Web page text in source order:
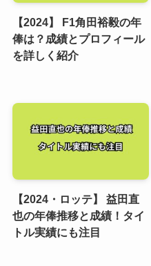
【2024】 F1角田裕毅の年
俸は？成績とプロフィール
を詳しく紹介
【2024・ロッテ】 益田直
也の年俸推移と成績！タイ
トル実績にも注目